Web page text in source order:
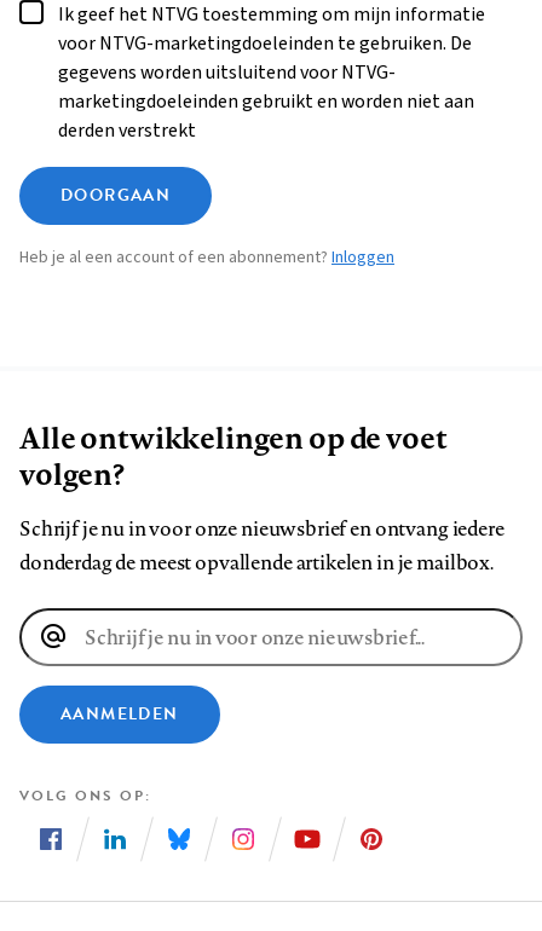
Ik geef het NTVG toestemming om mijn informatie
voor NTVG-marketingdoeleinden te gebruiken. De
gegevens worden uitsluitend voor NTVG-
marketingdoeleinden gebruikt en worden niet aan
derden verstrekt
DOORGAAN
Heb je al een account of een abonnement? Inloggen
Alle ontwikkelingen op de voet
volgen?
Schrijf je nu in voor onze nieuwsbrief en ontvang iedere
donderdag de meest opvallende artikelen in je mailbox.
E-
mailadres
AANMELDEN
VOLG ONS OP
ons
ons
ons
ons
ons
ons